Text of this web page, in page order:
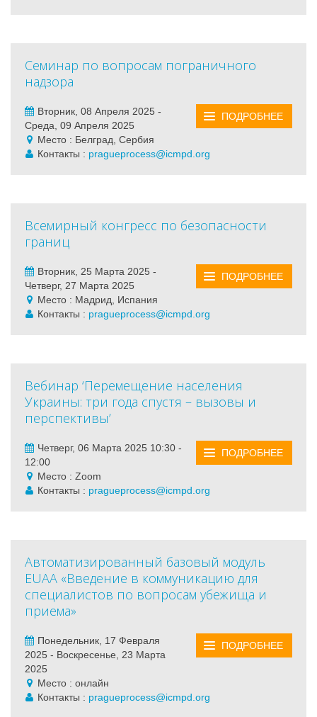
Cеминар по вопросам пограничного
надзора
ПОДРОБНЕЕ
Вторник, 08 Апреля 2025 -
Среда, 09 Апреля 2025
Место : Белград, Сербия
Контакты : pragueprocess@icmpd.org
Всемирный конгресс по безопасности
границ
ПОДРОБНЕЕ
Вторник, 25 Марта 2025 -
Четверг, 27 Марта 2025
Место : Мадрид, Испания
Контакты : pragueprocess@icmpd.org
Вебинар ‘Перемещение населения
Украины: три года спустя – вызовы и
перспективы’
ПОДРОБНЕЕ
Четверг, 06 Марта 2025 10:30 -
12:00
Место : Zoom
Контакты : pragueprocess@icmpd.org
Автоматизированный базовый модуль
EUAA «Введение в коммуникацию для
специалистов по вопросам убежища и
приема»
ПОДРОБНЕЕ
Понедельник, 17 Февраля
2025 - Воскресенье, 23 Марта
2025
Место : онлайн
Контакты : pragueprocess@icmpd.org